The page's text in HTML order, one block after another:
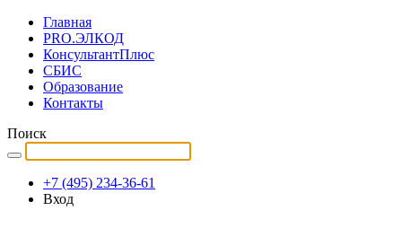
Главная
PRO.ЭЛКОД
КонсультантПлюс
СБИС
Образование
Контакты
Поиск
+7 (495) 234-36-61
Вход